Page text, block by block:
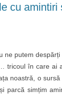
cu amintiri
putem
tricoul în care ai
noastră, o
parcă simțim